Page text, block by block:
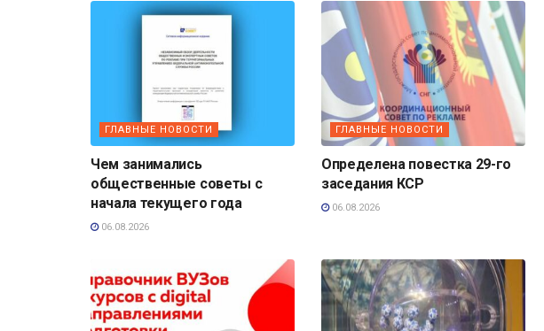
ГЛАВНЫЕ НОВОСТИ
Чем занимались
общественные советы с
начала текущего года
06.08.2026
ГЛАВНЫЕ НОВОСТИ
Определена повестка 29-го
заседания КСР
06.08.2026